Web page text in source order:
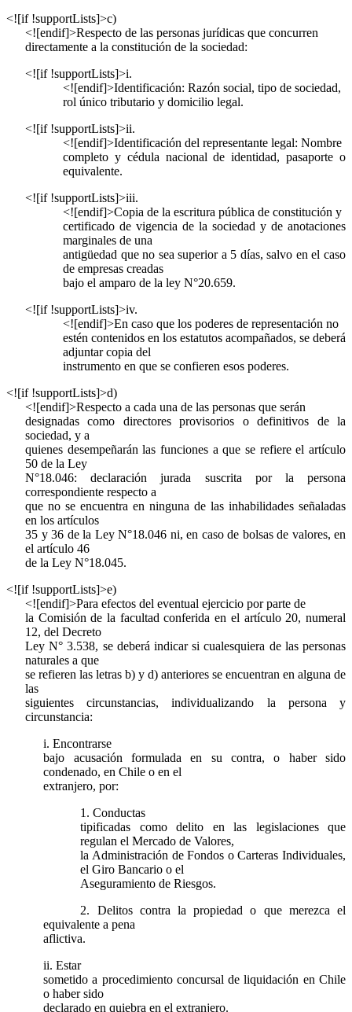
<![if !supportLists]>c)
<![endif]>Respecto de las personas jurídicas que concurren
directamente a la constitución de la sociedad:
<![if !supportLists]>i.
<![endif]>Identificación: Razón social, tipo de sociedad,
rol único tributario y domicilio legal.
<![if !supportLists]>ii.
<![endif]>Identificación del representante legal: Nombre
completo y cédula nacional de identidad, pasaporte o
equivalente.
<![if !supportLists]>iii.
<![endif]>Copia de la escritura pública de constitución y
certificado de vigencia de la sociedad y de anotaciones
marginales de una
antigüedad que no sea superior a 5 días, salvo en el caso
de empresas creadas
bajo el amparo de la ley N°20.659.
<![if !supportLists]>iv.
<![endif]>En caso que los poderes de representación no
estén contenidos en los estatutos acompañados, se deberá
adjuntar copia del
instrumento en que se confieren esos poderes.
<![if !supportLists]>d)
<![endif]>Respecto a cada una de las personas que serán
designadas como directores provisorios o definitivos de la
sociedad, y a
quienes desempeñarán las funciones a que se refiere el artículo
50 de la Ley
N°18.046: declaración jurada suscrita por la persona
correspondiente respecto a
que no se encuentra en ninguna de las inhabilidades señaladas
en los artículos
35 y 36 de la Ley N°18.046 ni, en caso de bolsas de valores, en
el artículo 46
de la Ley N°18.045.
<![if !supportLists]>e)
<![endif]>Para efectos del eventual ejercicio por parte de
la Comisión de la facultad conferida en el artículo 20, numeral
12, del Decreto
Ley N° 3.538, se deberá indicar si cualesquiera de las personas
naturales a que
se refieren las letras b) y d) anteriores se encuentran en alguna de
las
siguientes circunstancias, individualizando la persona y
circunstancia:
i. Encontrarse
bajo acusación formulada en su contra, o haber sido
condenado, en Chile o en el
extranjero, por:
1. Conductas
tipificadas como delito en las legislaciones que
regulan el Mercado de Valores,
la Administración de Fondos o Carteras Individuales,
el Giro Bancario o el
Aseguramiento de Riesgos.
2. Delitos contra la propiedad o que merezca el
equivalente a pena
aflictiva.
ii. Estar
sometido a procedimiento concursal de liquidación en Chile
o haber sido
declarado en quiebra en el extranjero.